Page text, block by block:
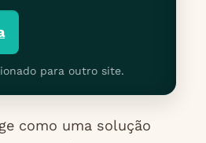
para outro site.
como uma solução